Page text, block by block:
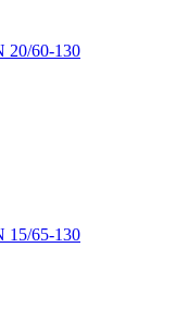
20/60-130
15/65-130